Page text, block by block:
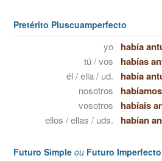
Pretérito Pluscuamperfecto
yo había
tú / vos habías
él / ella / ud. había
nosotros
vosotros habíais
ellos / ellas / uds. habían
Futuro Simple ou Futuro Imperfecto